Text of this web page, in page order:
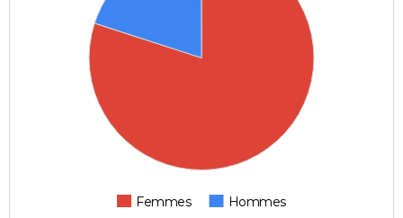
Femmes Hommes